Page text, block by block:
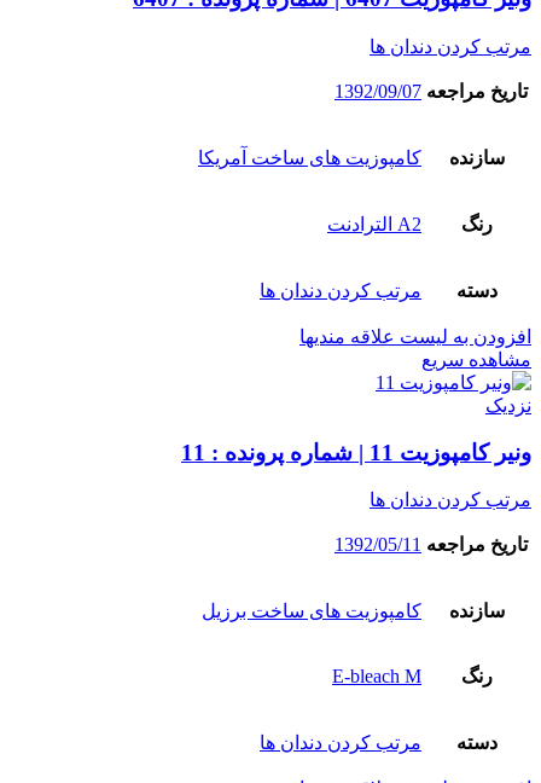
مرتب کردن دندان ها
تاریخ مراجعه 1392/09/07
سازنده کامپوزیت های ساخت آمریکا
رنگ A2 الترادنت
دسته مرتب کردن دندان ها
افزودن به لیست علاقه مندیها
مشاهده سریع
نزدیک
ونیر کامپوزیت 11 | شماره پرونده : 11
مرتب کردن دندان ها
تاریخ مراجعه 1392/05/11
سازنده کامپوزیت های ساخت برزیل
رنگ E-bleach M
دسته مرتب کردن دندان ها